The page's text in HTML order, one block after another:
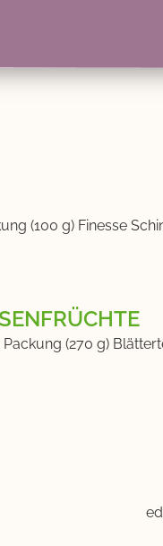
(100 g) Finesse
Packung (270 g)